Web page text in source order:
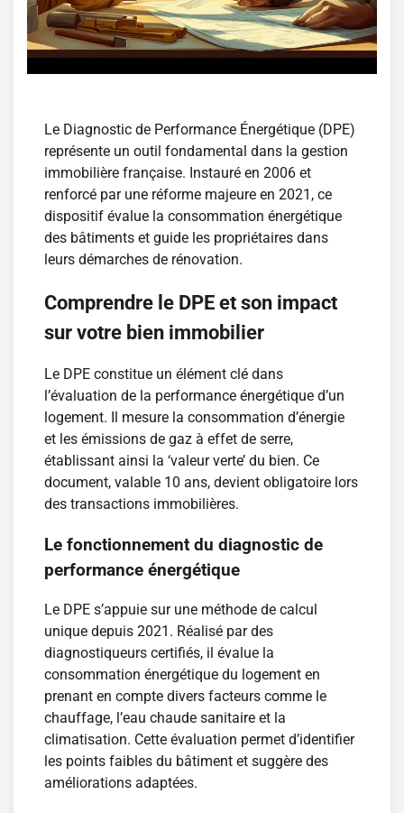
Le Diagnostic de Performance Énergétique (DPE)
représente un outil fondamental dans la gestion
immobilière française. Instauré en 2006 et
renforcé par une réforme majeure en 2021, ce
dispositif évalue la consommation énergétique
des bâtiments et guide les propriétaires dans
leurs démarches de rénovation.
Comprendre le DPE et son impact
sur votre bien immobilier
Le DPE constitue un élément clé dans
l’évaluation de la performance énergétique d’un
logement. Il mesure la consommation d’énergie
et les émissions de gaz à effet de serre,
établissant ainsi la ‘valeur verte’ du bien. Ce
document, valable 10 ans, devient obligatoire lors
des transactions immobilières.
Le fonctionnement du diagnostic de
performance énergétique
Le DPE s’appuie sur une méthode de calcul
unique depuis 2021. Réalisé par des
diagnostiqueurs certifiés, il évalue la
consommation énergétique du logement en
prenant en compte divers facteurs comme le
chauffage, l’eau chaude sanitaire et la
climatisation. Cette évaluation permet d’identifier
les points faibles du bâtiment et suggère des
améliorations adaptées.